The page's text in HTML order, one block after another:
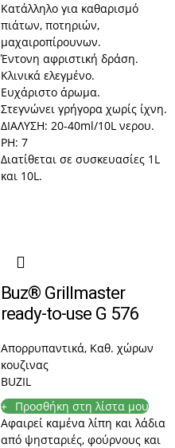
Κατάλληλο για καθαρισμό
πιάτων, ποτηριών,
μαχαιροπίρουνων.
Έντονη αφριστική δράση.
Κλινικά ελεγμένο.
Ευχάριστο άρωμα.
Στεγνώνει γρήγορα χωρίς ίχνη.
ΔΙΑΛΥΣΗ: 20-40ml/10L νερου.
PH: 7
Διατίθεται σε συσκευασίες 1L
και 10L.
Buz® Grillmaster
ready-to-use G 576
Απορρυπαντικά, Καθ. χώρων
κουζινας
BUZIL
Προσθήκη στη λίστα μου
Αφαιρεί καμένα λίπη και λάδια
από ψησταριές, φούρνους και